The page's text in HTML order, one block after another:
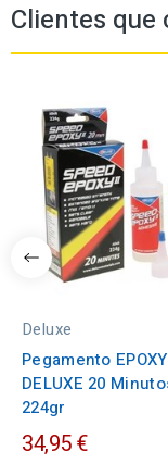
Clientes
Deluxe
Pegamento EPOXY
DELUXE 20
224gr
34,95 €